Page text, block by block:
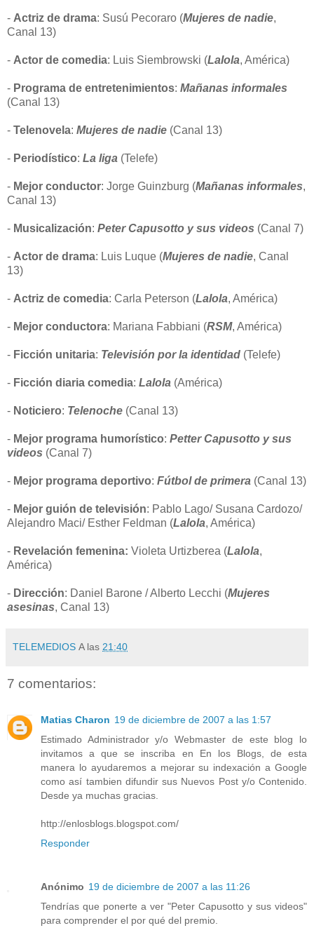
- Actriz de drama: Susú Pecoraro (Mujeres de nadie,
Canal 13)
- Actor de comedia: Luis Siembrowski (Lalola, América)
- Programa de entretenimientos: Mañanas informales
(Canal 13)
- Telenovela: Mujeres de nadie (Canal 13)
- Periodístico: La liga (Telefe)
- Mejor conductor: Jorge Guinzburg (Mañanas informales,
Canal 13)
- Musicalización: Peter Capusotto y sus videos (Canal 7)
- Actor de drama: Luis Luque (Mujeres de nadie, Canal
13)
- Actriz de comedia: Carla Peterson (Lalola, América)
- Mejor conductora: Mariana Fabbiani (RSM, América)
- Ficción unitaria: Televisión por la identidad (Telefe)
- Ficción diaria comedia: Lalola (América)
- Noticiero: Telenoche (Canal 13)
- Mejor programa humorístico: Petter Capusotto y sus
videos (Canal 7)
- Mejor programa deportivo: Fútbol de primera (Canal 13)
- Mejor guión de televisión: Pablo Lago/ Susana Cardozo/
Alejandro Maci/ Esther Feldman (Lalola, América)
- Revelación femenina: Violeta Urtizberea (Lalola,
América)
- Dirección: Daniel Barone / Alberto Lecchi (Mujeres
asesinas, Canal 13)
TELEMEDIOS A las 21:40
7 comentarios:
Matias Charon 19 de diciembre de 2007 a las 1:57
Estimado Administrador y/o Webmaster de este blog lo
invitamos a que se inscriba en En los Blogs, de esta
manera lo ayudaremos a mejorar su indexación a Google
como así tambien difundir sus Nuevos Post y/o Contenido.
Desde ya muchas gracias.
http://enlosblogs.blogspot.com/
Responder
Anónimo 19 de diciembre de 2007 a las 11:26
Tendrías que ponerte a ver "Peter Capusotto y sus videos"
para comprender el por qué del premio.